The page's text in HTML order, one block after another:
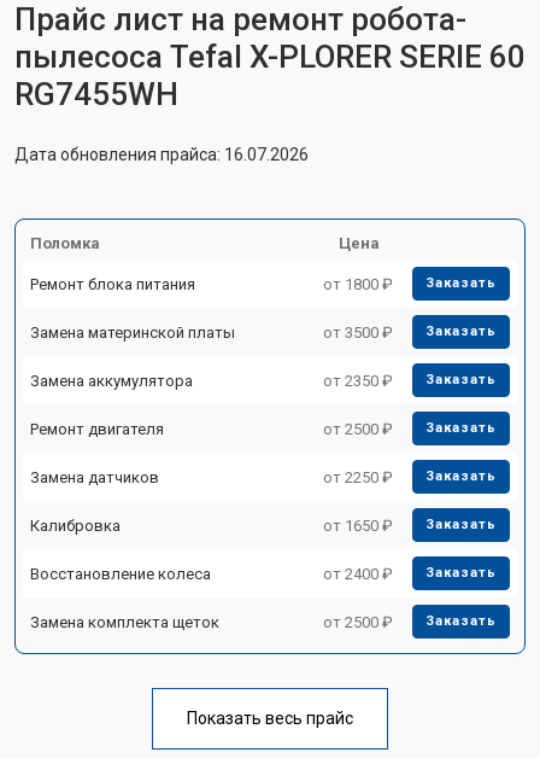
Прайс лист на ремонт робота-
пылесоса Tefal X-PLORER SERIE 60
RG7455WH
Дата обновления прайса: 16.07.2026
Поломка Цена
Ремонт блока питания от 1800 ₽ Заказать
Замена материнской платы от 3500 ₽ Заказать
Замена аккумулятора от 2350 ₽ Заказать
Ремонт двигателя от 2500 ₽ Заказать
Замена датчиков от 2250 ₽ Заказать
Калибровка от 1650 ₽ Заказать
Восстановление колеса от 2400 ₽ Заказать
Замена комплекта щеток от 2500 ₽ Заказать
Показать весь прайс